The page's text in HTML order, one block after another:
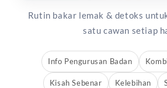
Rutin bakar lemak & detoks
satu cawan setiap
Info Pengurusan Badan
Kisah Sebenar Kelebihan